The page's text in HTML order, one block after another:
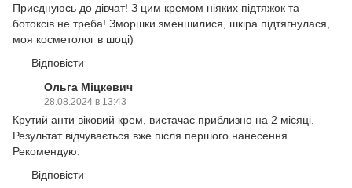
Приєднуюсь до дівчат! З цим кремом ніяких підтяжок та
ботоксів не треба! Зморшки зменшилися, шкіра підтягнулася,
моя косметолог в шоці)
Відповісти
Ольга Міцкевич
28.08.2024 в 13:43
Крутий анти віковий крем, вистачає приблизно на 2 місяці.
Результат відчувається вже після першого нанесення.
Рекомендую.
Відповісти